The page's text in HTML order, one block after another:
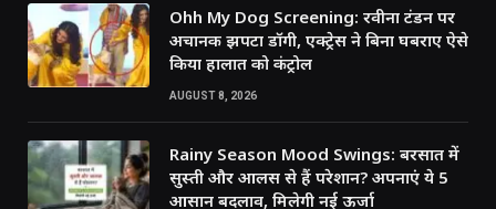
Ohh My Dog Screening: रवीना टंडन पर
अचानक झपटा डॉगी, एक्ट्रेस ने बिना घबराए ऐसे
किया हालात को कंट्रोल
AUGUST 8, 2026
Rainy Season Mood Swings: बरसात में
सुस्ती और आलस से हैं परेशान? अपनाएं ये 5
आसान बदलाव, मिलेगी नई ऊर्जा